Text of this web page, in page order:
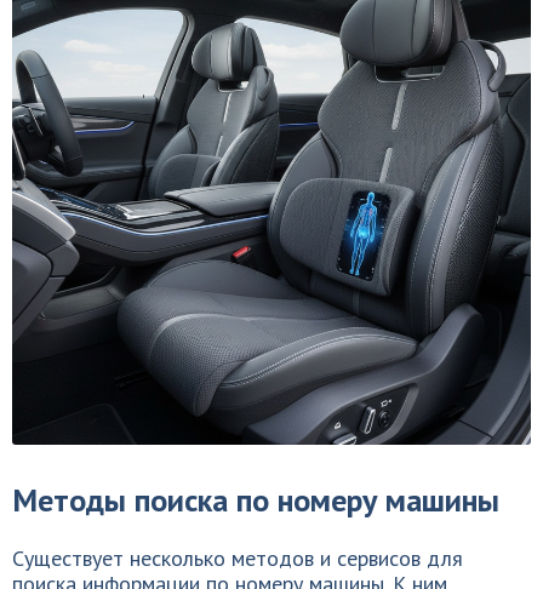
Методы поиска по номеру машины
Существует несколько методов и сервисов для